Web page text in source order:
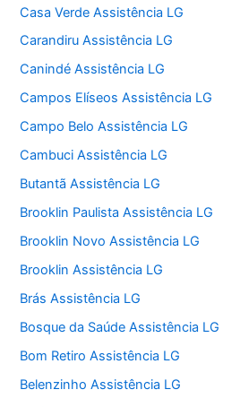
Casa Verde Assistência LG
Carandiru Assistência LG
Canindé Assistência LG
Campos Elíseos Assistência LG
Campo Belo Assistência LG
Cambuci Assistência LG
Butantã Assistência LG
Brooklin Paulista Assistência LG
Brooklin Novo Assistência LG
Brooklin Assistência LG
Brás Assistência LG
Bosque da Saúde Assistência LG
Bom Retiro Assistência LG
Belenzinho Assistência LG